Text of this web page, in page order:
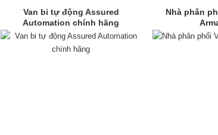
Van bi tự động Assured
Automation chính hãng
Nhà phân